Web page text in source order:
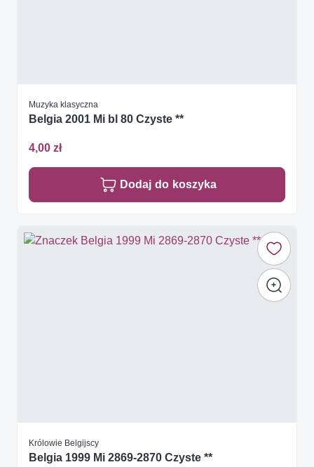
Muzyka klasyczna
Belgia 2001 Mi bl 80 Czyste **
4,00 zł
Dodaj do koszyka
Królowie Belgijscy
Belgia 1999 Mi 2869-2870 Czyste **